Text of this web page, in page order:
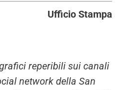
Ufficio Stampa
reperibili sui canali
network della San